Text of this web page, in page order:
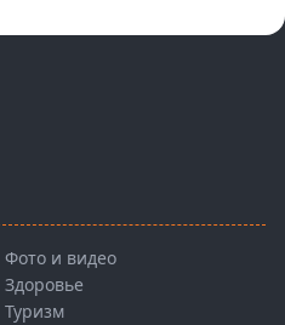
Фото и видео
Здоровье
Туризм